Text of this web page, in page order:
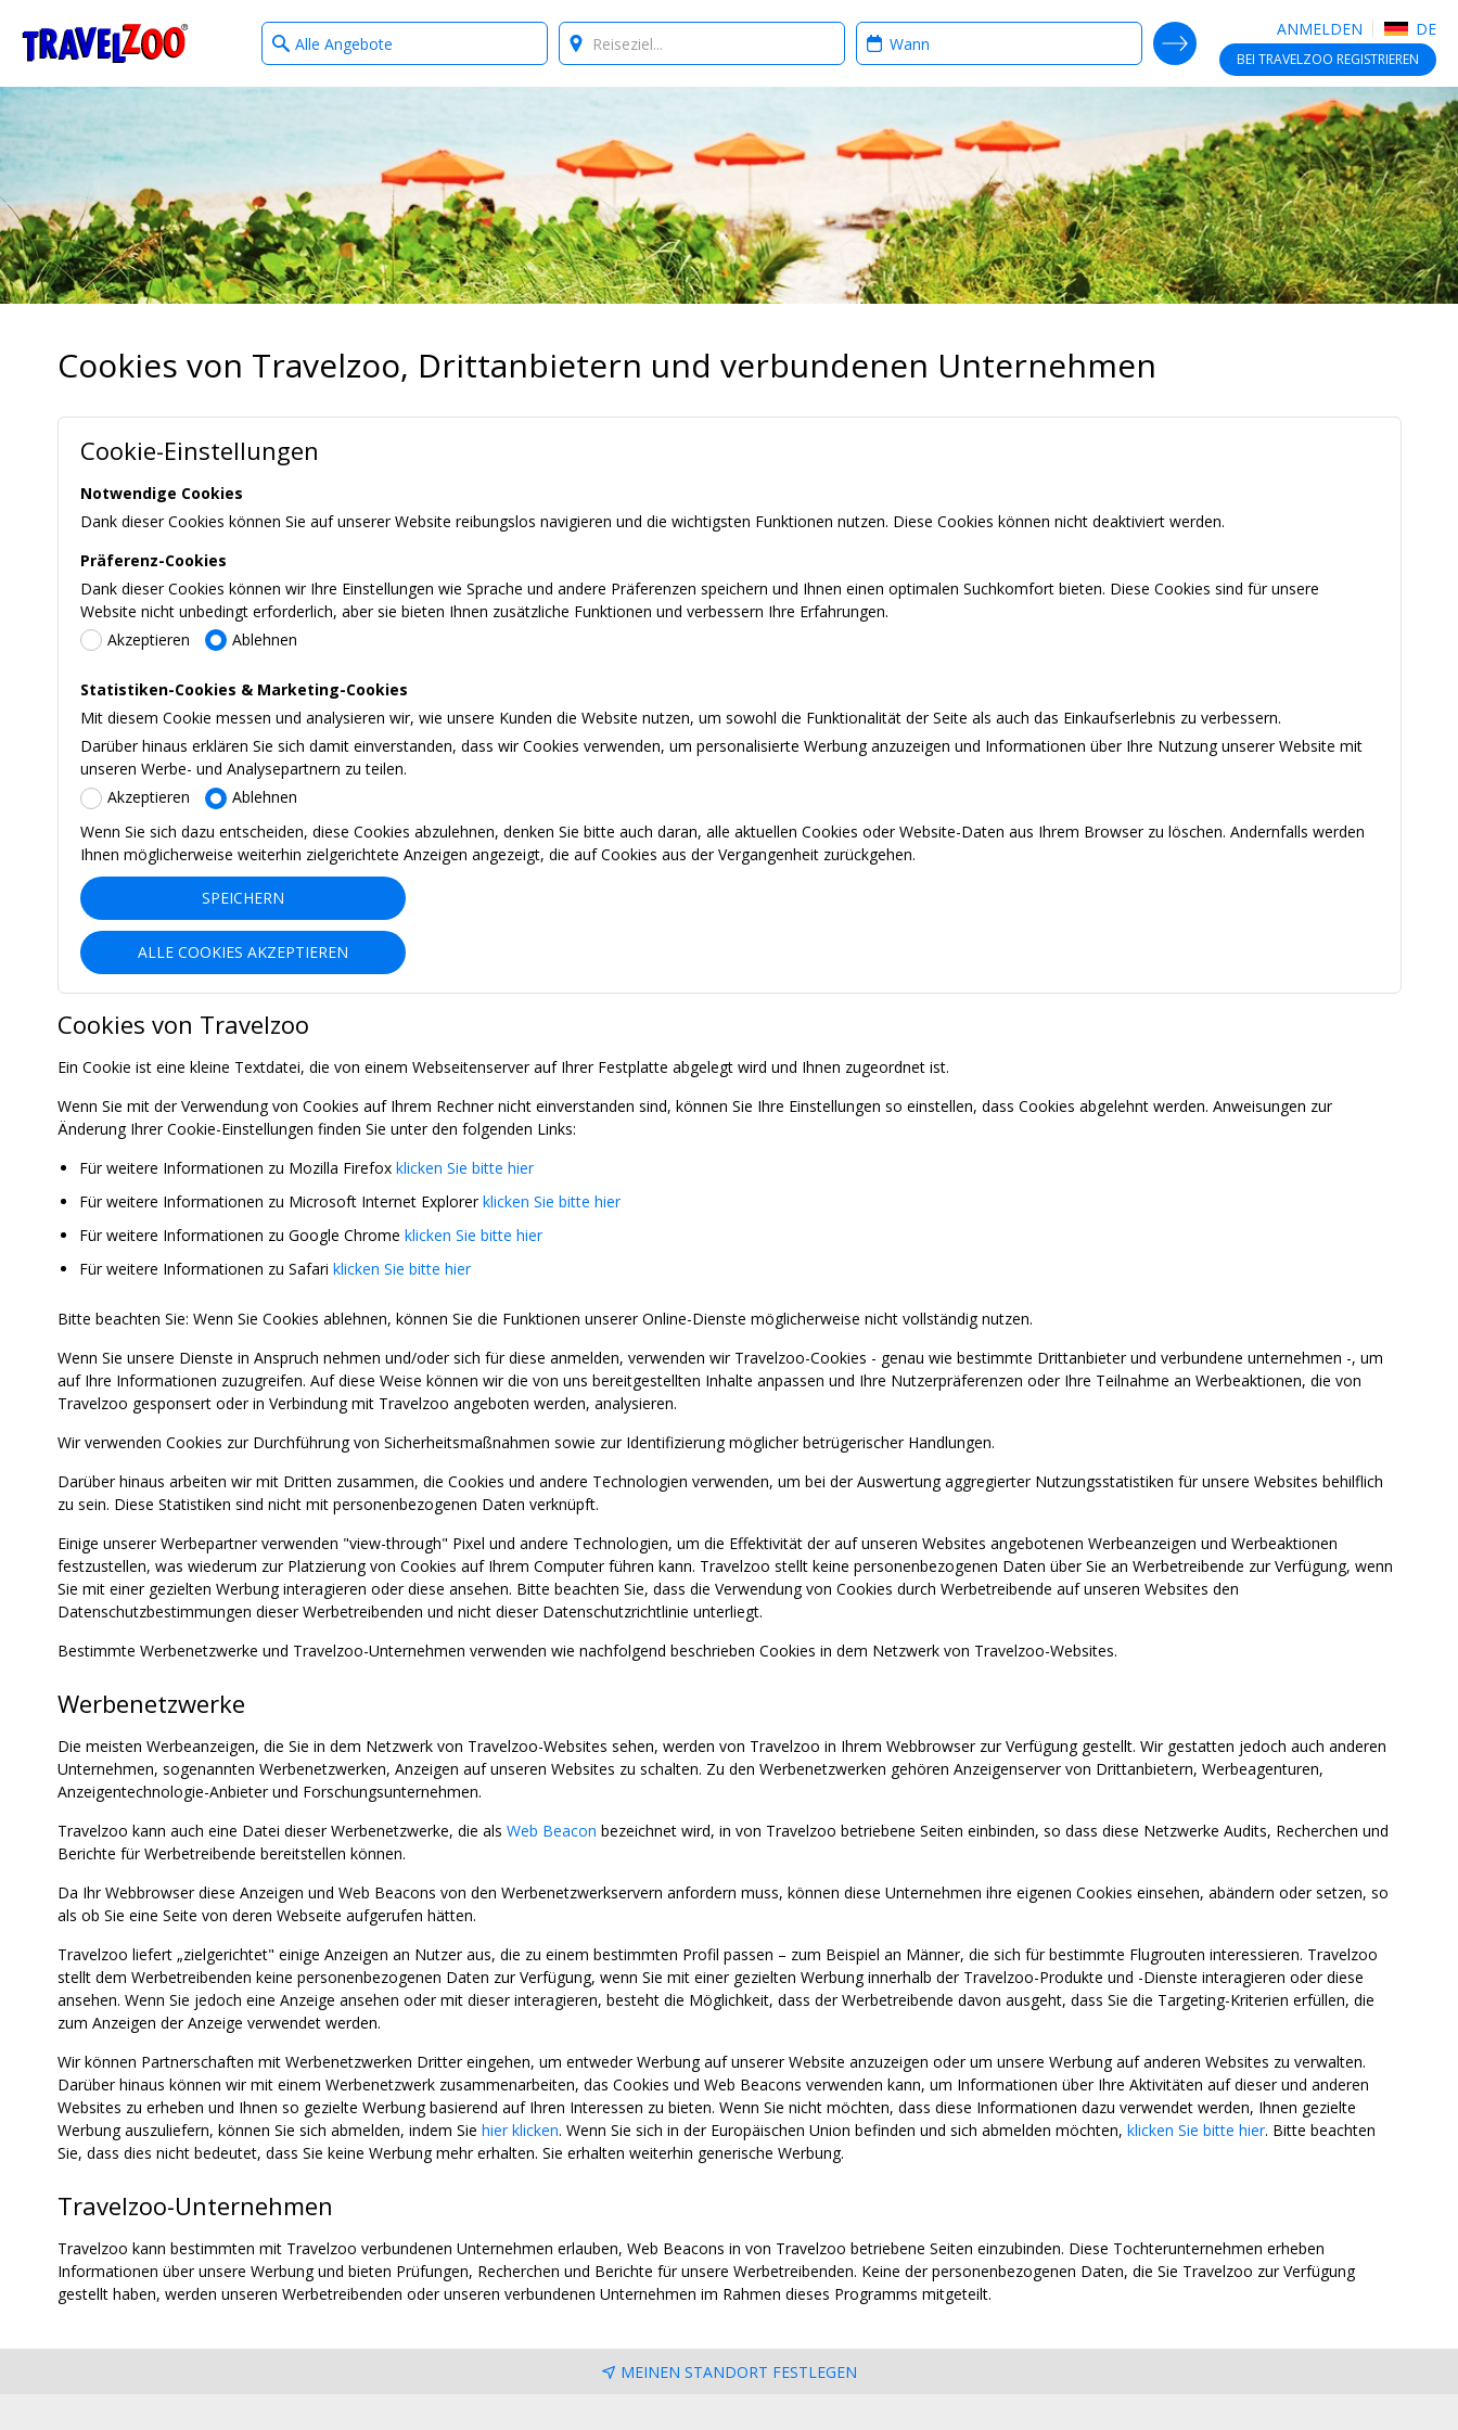
Travelzoo ANMELDEN DE
BEI TRAVELZOO REGISTRIEREN
What
type
Where? When?
SEARCH DEALS
Cookies von Travelzoo, Drittanbietern und verbundenen Unternehmen
Cookie-Einstellungen
Notwendige Cookies
Dank dieser Cookies können Sie auf unserer Website reibungslos navigieren und die wichtigsten Funktionen nutzen. Diese Cookies können nicht deaktiviert werden.
Präferenz-Cookies
Dank dieser Cookies können wir Ihre Einstellungen wie Sprache und andere Präferenzen speichern und Ihnen einen optimalen Suchkomfort bieten. Diese Cookies sind für unsere
Website nicht unbedingt erforderlich, aber sie bieten Ihnen zusätzliche Funktionen und verbessern Ihre Erfahrungen.
Akzeptieren
Ablehnen
Statistiken-Cookies & Marketing-Cookies
Mit diesem Cookie messen und analysieren wir, wie unsere Kunden die Website nutzen, um sowohl die Funktionalität der Seite als auch das Einkaufserlebnis zu verbessern.
Darüber hinaus erklären Sie sich damit einverstanden, dass wir Cookies verwenden, um personalisierte Werbung anzuzeigen und Informationen über Ihre Nutzung unserer Website mit
unseren Werbe- und Analysepartnern zu teilen.
Akzeptieren
Ablehnen
Wenn Sie sich dazu entscheiden, diese Cookies abzulehnen, denken Sie bitte auch daran, alle aktuellen Cookies oder Website-Daten aus Ihrem Browser zu löschen. Andernfalls werden
Ihnen möglicherweise weiterhin zielgerichtete Anzeigen angezeigt, die auf Cookies aus der Vergangenheit zurückgehen.
SPEICHERN
ALLE COOKIES AKZEPTIEREN
Cookies von Travelzoo
Ein Cookie ist eine kleine Textdatei, die von einem Webseitenserver auf Ihrer Festplatte abgelegt wird und Ihnen zugeordnet ist.
Wenn Sie mit der Verwendung von Cookies auf Ihrem Rechner nicht einverstanden sind, können Sie Ihre Einstellungen so einstellen, dass Cookies abgelehnt werden. Anweisungen zur
Änderung Ihrer Cookie-Einstellungen finden Sie unter den folgenden Links:
Für weitere Informationen zu Mozilla Firefox klicken Sie bitte hier
Für weitere Informationen zu Microsoft Internet Explorerklicken Sie bitte hier
Für weitere Informationen zu Google Chrome klicken Sie bitte hier
Für weitere Informationen zu Safari klicken Sie bitte hier
Bitte beachten Sie: Wenn Sie Cookies ablehnen, können Sie die Funktionen unserer Online-Dienste möglicherweise nicht vollständig nutzen.
Wenn Sie unsere Dienste in Anspruch nehmen und/oder sich für diese anmelden, verwenden wir Travelzoo-Cookies - genau wie bestimmte Drittanbieter und verbundene unternehmen -, um
auf Ihre Informationen zuzugreifen. Auf diese Weise können wir die von uns bereitgestellten Inhalte anpassen und Ihre Nutzerpräferenzen oder Ihre Teilnahme an Werbeaktionen, die von
Travelzoo gesponsert oder in Verbindung mit Travelzoo angeboten werden, analysieren.
Wir verwenden Cookies zur Durchführung von Sicherheitsmaßnahmen sowie zur Identifizierung möglicher betrügerischer Handlungen.
Darüber hinaus arbeiten wir mit Dritten zusammen, die Cookies und andere Technologien verwenden, um bei der Auswertung aggregierter Nutzungsstatistiken für unsere Websites behilflich
zu sein. Diese Statistiken sind nicht mit personenbezogenen Daten verknüpft.
Einige unserer Werbepartner verwenden "view-through" Pixel und andere Technologien, um die Effektivität der auf unseren Websites angebotenen Werbeanzeigen und Werbeaktionen
festzustellen, was wiederum zur Platzierung von Cookies auf Ihrem Computer führen kann. Travelzoo stellt keine personenbezogenen Daten über Sie an Werbetreibende zur Verfügung, wenn
Sie mit einer gezielten Werbung interagieren oder diese ansehen. Bitte beachten Sie, dass die Verwendung von Cookies durch Werbetreibende auf unseren Websites den
Datenschutzbestimmungen dieser Werbetreibenden und nicht dieser Datenschutzrichtlinie unterliegt.
Bestimmte Werbenetzwerke und Travelzoo-Unternehmen verwenden wie nachfolgend beschrieben Cookies in dem Netzwerk von Travelzoo-Websites.
Werbenetzwerke
Die meisten Werbeanzeigen, die Sie in dem Netzwerk von Travelzoo-Websites sehen, werden von Travelzoo in Ihrem Webbrowser zur Verfügung gestellt. Wir gestatten jedoch auch anderen
Unternehmen, sogenannten Werbenetzwerken, Anzeigen auf unseren Websites zu schalten. Zu den Werbenetzwerken gehören Anzeigenserver von Drittanbietern, Werbeagenturen,
Anzeigentechnologie-Anbieter und Forschungsunternehmen.
Travelzoo kann auch eine Datei dieser Werbenetzwerke, die als Web Beacon bezeichnet wird, in von Travelzoo betriebene Seiten einbinden, so dass diese Netzwerke Audits, Recherchen und
Berichte für Werbetreibende bereitstellen können.
Da Ihr Webbrowser diese Anzeigen und Web Beacons von den Werbenetzwerkservern anfordern muss, können diese Unternehmen ihre eigenen Cookies einsehen, abändern oder setzen, so
als ob Sie eine Seite von deren Webseite aufgerufen hätten.
Travelzoo liefert „zielgerichtet" einige Anzeigen an Nutzer aus, die zu einem bestimmten Profil passen – zum Beispiel an Männer, die sich für bestimmte Flugrouten interessieren. Travelzoo
stellt dem Werbetreibenden keine personenbezogenen Daten zur Verfügung, wenn Sie mit einer gezielten Werbung innerhalb der Travelzoo-Produkte und -Dienste interagieren oder diese
ansehen. Wenn Sie jedoch eine Anzeige ansehen oder mit dieser interagieren, besteht die Möglichkeit, dass der Werbetreibende davon ausgeht, dass Sie die Targeting-Kriterien erfüllen, die
zum Anzeigen der Anzeige verwendet werden.
Wir können Partnerschaften mit Werbenetzwerken Dritter eingehen, um entweder Werbung auf unserer Website anzuzeigen oder um unsere Werbung auf anderen Websites zu verwalten.
Darüber hinaus können wir mit einem Werbenetzwerk zusammenarbeiten, das Cookies und Web Beacons verwenden kann, um Informationen über Ihre Aktivitäten auf dieser und anderen
Websites zu erheben und Ihnen so gezielte Werbung basierend auf Ihren Interessen zu bieten. Wenn Sie nicht möchten, dass diese Informationen dazu verwendet werden, Ihnen gezielte
Werbung auszuliefern, können Sie sich abmelden, indem Sie hier klicken. Wenn Sie sich in der Europäischen Union befinden und sich abmelden möchten, klicken Sie bitte hier. Bitte beachten
Sie, dass dies nicht bedeutet, dass Sie keine Werbung mehr erhalten. Sie erhalten weiterhin generische Werbung.
Travelzoo-Unternehmen
Travelzoo kann bestimmten mit Travelzoo verbundenen Unternehmen erlauben, Web Beacons in von Travelzoo betriebene Seiten einzubinden. Diese Tochterunternehmen erheben
Informationen über unsere Werbung und bieten Prüfungen, Recherchen und Berichte für unsere Werbetreibenden. Keine der personenbezogenen Daten, die Sie Travelzoo zur Verfügung
gestellt haben, werden unseren Werbetreibenden oder unseren verbundenen Unternehmen im Rahmen dieses Programms mitgeteilt.
MEINEN STANDORT FESTLEGEN